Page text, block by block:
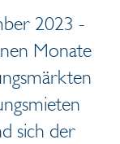
2023 -
Monate
sich der